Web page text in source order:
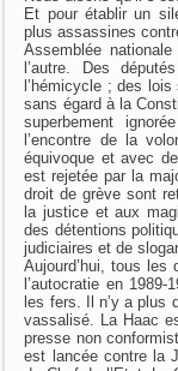
Et pour établir un
plus assassines
Assemblée
l’autre. Des
l’hémicycle ; des
sans égard à la
superbement
l’encontre de la
équivoque et avec
est rejetée par la
droit de grève sont
la justice et aux
des détentions
judiciaires et de
Aujourd’hui, tous
l’autocratie en
les fers. Il n’y a plus
vassalisé. La Haac
presse non
est lancée contre la